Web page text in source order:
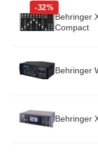
-32%
Behringer
Compact
Behringer
Behringer